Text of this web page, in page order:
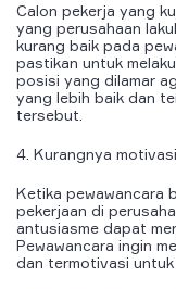
Calon pekerja yang
yang perusahaan
kurang baik pada
pastikan untuk
posisi yang dilamar
yang lebih baik dan
tersebut.
4. Kurangnya
Ketika pewawancara
pekerjaan di
antusiasme dapat
Pewawancara ingin
dan termotivasi